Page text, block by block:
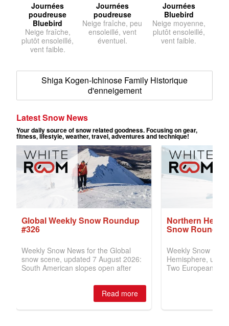
Journées
poudreuse
Bluebird
Neige fraîche,
plutôt ensoleillé,
vent faible.
Journées
poudreuse
Neige fraîche, peu
ensoleillé, vent
éventuel.
Journées
Bluebird
Neige moyenne,
plutôt ensoleillé,
vent faible.
Shiga Kogen-Ichinose Family Historique
d'enneigement